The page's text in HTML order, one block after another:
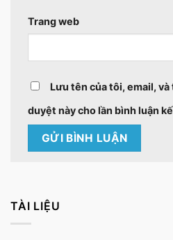
TÀI LIỆU
Trang web
Lưu tên của tôi, email,
duyệt này cho lần bình luận